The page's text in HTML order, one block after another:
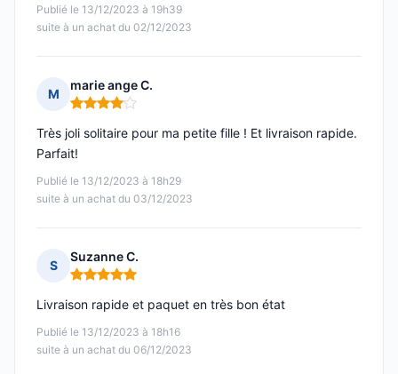
Publié le 13/12/2023 à 19h39
suite à un achat du 02/12/2023
M
marie ange C.
Note : 4 sur 5
Publié le 13/12/2023 à 18h29
suite à un achat du 03/12/2023
Très joli solitaire pour ma petite fille ! Et livraison rapide.
Parfait!
S
Suzanne C.
Note : 5 sur 5
Publié le 13/12/2023 à 18h16
suite à un achat du 06/12/2023
Livraison rapide et paquet en très bon état